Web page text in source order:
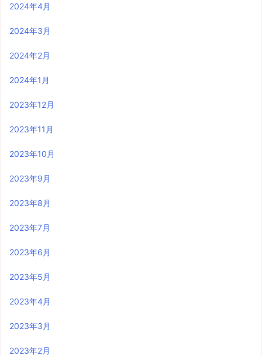
2024年4月
2024年3月
2024年2月
2024年1月
2023年12月
2023年11月
2023年10月
2023年9月
2023年8月
2023年7月
2023年6月
2023年5月
2023年4月
2023年3月
2023年2月